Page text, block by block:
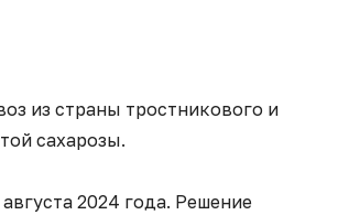
из страны тростникового и
сахарозы.
2024 года. Решение